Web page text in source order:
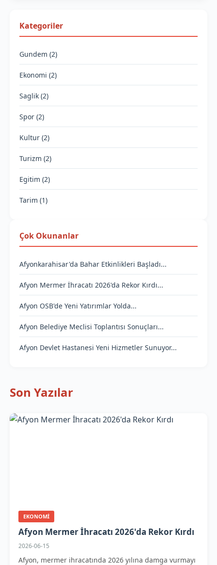
Kategoriler
Gundem (2)
Ekonomi (2)
Saglik (2)
Spor (2)
Kultur (2)
Turizm (2)
Egitim (2)
Tarim (1)
Çok Okunanlar
Afyonkarahisar'da Bahar Etkinlikleri Başladı...
Afyon Mermer İhracatı 2026'da Rekor Kırdı...
Afyon OSB'de Yeni Yatırımlar Yolda...
Afyon Belediye Meclisi Toplantısı Sonuçları...
Afyon Devlet Hastanesi Yeni Hizmetler Sunuyor...
Son Yazılar
EKONOMI
Afyon Mermer İhracatı 2026'da Rekor Kırdı
2026-06-15
Afyon, mermer ihracatında 2026 yılına damga vurmayı